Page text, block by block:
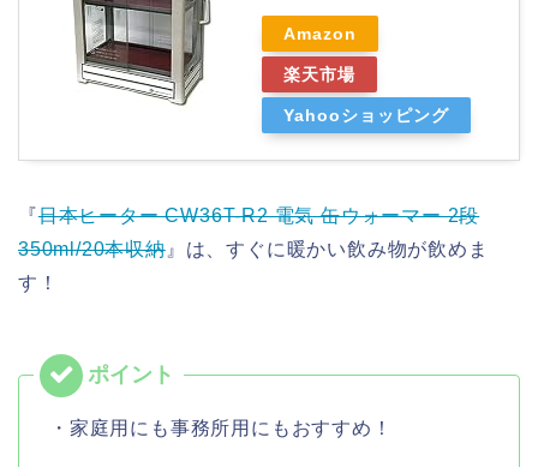
Amazon
楽天市場
Yahooショッピング
『日本ヒーター CW36T-R2 電気 缶ウォーマー 2段
350ml/20本収納』は、すぐに暖かい飲み物が飲めま
す！
・家庭用にも事務所用にもおすすめ！